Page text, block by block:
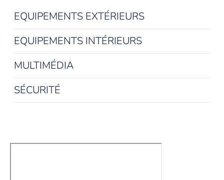
EQUIPEMENTS EXTÉRIEURS
EQUIPEMENTS INTÉRIEURS
MULTIMÉDIA
SÉCURITÉ